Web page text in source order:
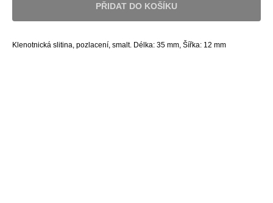
PŘIDAT DO KOŠÍKU
Klenotnická slitina, pozlacení, smalt. Délka: 35 mm, Šířka: 12 mm